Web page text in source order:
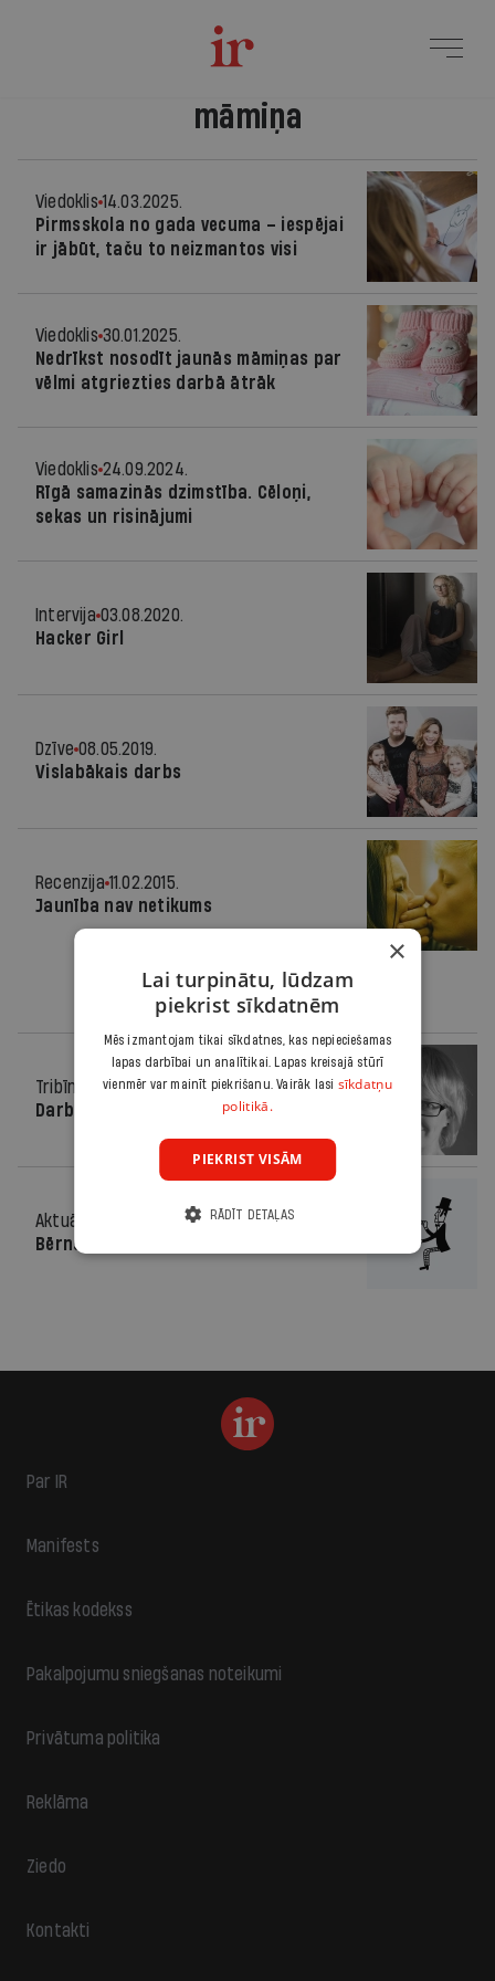
māmiņa
Viedoklis 14.03.2025.
Pirmsskola no gada vecuma – iespējai
ir jābūt, taču to neizmantos visi
Viedoklis 30.01.2025.
Nedrīkst nosodīt jaunās māmiņas par
vēlmi atgriezties darbā ātrāk
Viedoklis 24.09.2024.
Rīgā samazinās dzimstība. Cēloņi,
sekas un risinājumi
Intervija 03.08.2020.
Hacker Girl
Dzīve 08.05.2019.
Vislabākais darbs
Recenzija 11.02.2015.
Jaunība nav netikums
Tribīne
02.02.2011.
Darbaļaužu vēstules
Aktuāli
Bērns. Pazudis tulkojumā
Par IR
Manifests
Ētikas kodekss
Pakalpojumu sniegšanas noteikumi
Privātuma politika
Reklāma
Ziedo
Kontakti
×
Lai turpinātu, lūdzam
piekrist sīkdatnēm
Mēs izmantojam tikai sīkdatnes, kas nepieciešamas
lapas darbībai un analītikai. Lapas kreisajā stūrī
vienmēr var mainīt piekrišanu. Vairāk lasi sīkdatņu
politikā.
PIEKRIST VISĀM
RĀDĪT DETAĻAS